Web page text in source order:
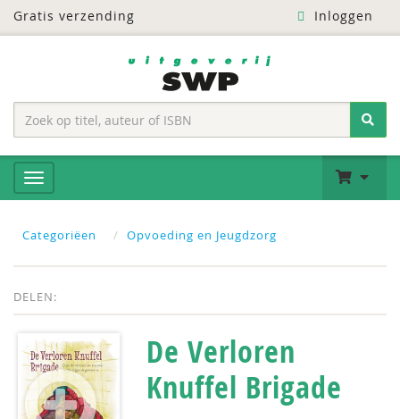
Gratis verzending Inloggen
Categoriëen Opvoeding en Jeugdzorg
DELEN:
De Verloren
Knuffel Brigade